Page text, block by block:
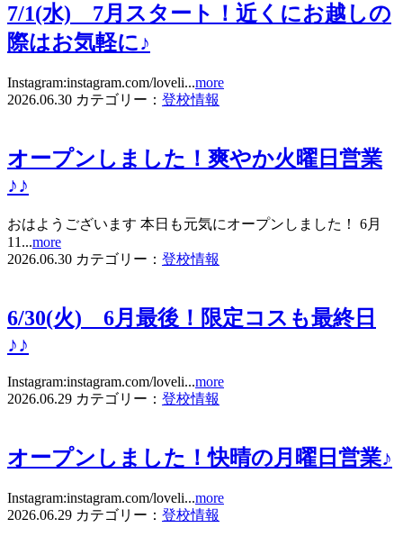
7/1(水) 7月スタート！近くにお越しの
際はお気軽に♪
Instagram:instagram.com/loveli...more
2026.06.30 カテゴリー： 登校情報
オープンしました！爽やか火曜日営業
♪♪
おはようございます 本日も元気にオープンしました！ 6月
11...more
2026.06.30 カテゴリー： 登校情報
6/30(火) 6月最後！限定コスも最終日
♪♪
Instagram:instagram.com/loveli...more
2026.06.29 カテゴリー： 登校情報
オープンしました！快晴の月曜日営業♪
Instagram:instagram.com/loveli...more
2026.06.29 カテゴリー： 登校情報